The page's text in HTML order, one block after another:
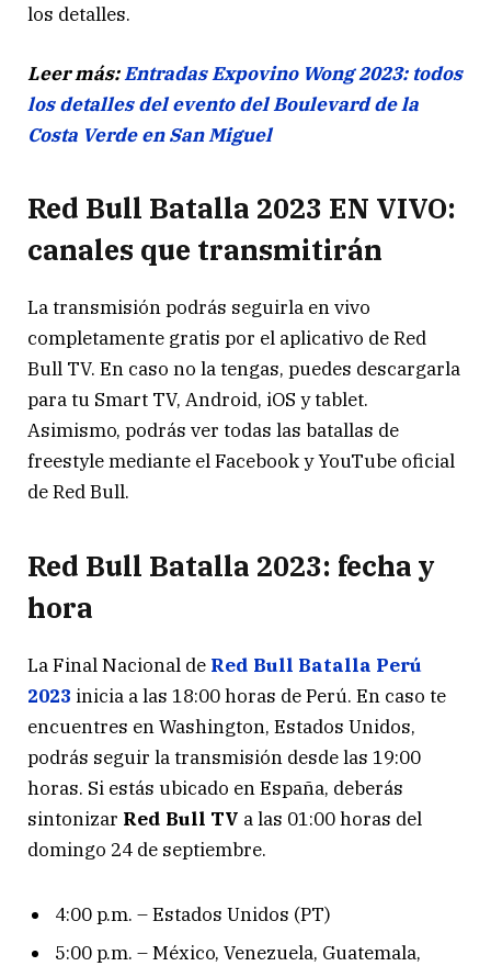
los detalles.
Leer más:Entradas Expovino Wong 2023: todos
los detalles del evento del Boulevard de la
Costa Verde en San Miguel
Red Bull Batalla 2023 EN VIVO:
canales que transmitirán
La transmisión podrás seguirla en vivo
completamente gratis por el aplicativo de Red
Bull TV. En caso no la tengas, puedes descargarla
para tu Smart TV, Android, iOS y tablet.
Asimismo, podrás ver todas las batallas de
freestyle mediante el Facebook y YouTube oficial
de Red Bull.
Red Bull Batalla 2023: fecha y
hora
La Final Nacional de Red Bull Batalla Perú
2023 inicia a las 18:00 horas de Perú. En caso te
encuentres en Washington, Estados Unidos,
podrás seguir la transmisión desde las 19:00
horas. Si estás ubicado en España, deberás
sintonizar Red Bull TV a las 01:00 horas del
domingo 24 de septiembre.
4:00 p.m. – Estados Unidos (PT)
5:00 p.m. – México, Venezuela, Guatemala,